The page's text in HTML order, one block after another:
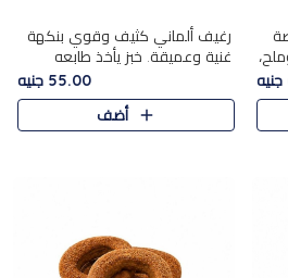
رغيف ألماني كثيف وقوي بنكهة
غنية وعميقة. خبز يأخذ طابعه
55.00 جنيه
أضف